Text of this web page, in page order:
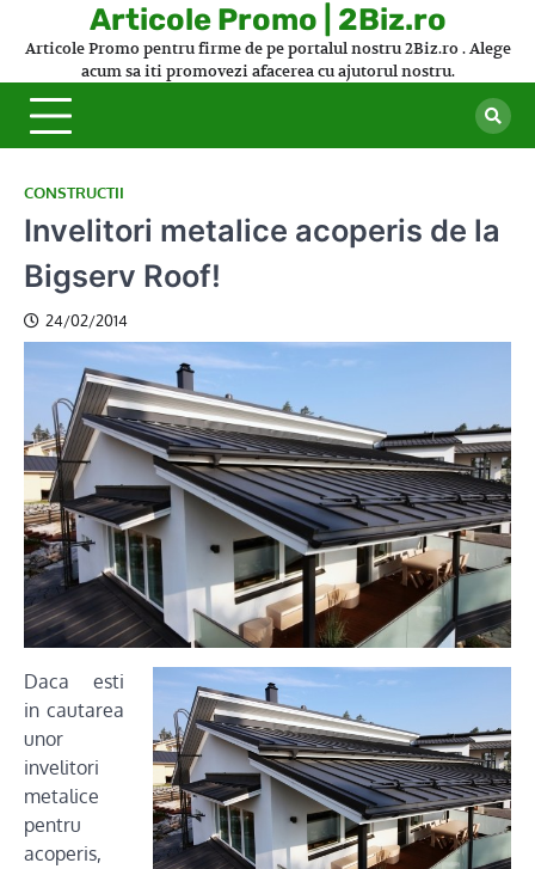
Articole Promo | 2Biz.ro
Articole Promo pentru firme de pe portalul nostru 2Biz.ro . Alege
acum sa iti promovezi afacerea cu ajutorul nostru.
CONSTRUCTII
Invelitori metalice acoperis de la
Bigserv Roof!
24/02/2014
Daca esti
in cautarea
unor
invelitori
metalice
pentru
acoperis,